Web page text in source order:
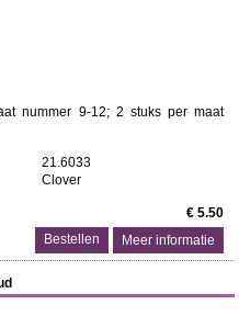
nummer 9-12; 2 stuks per maat
21.6033
Clover
€ 5.50
Meer informatie